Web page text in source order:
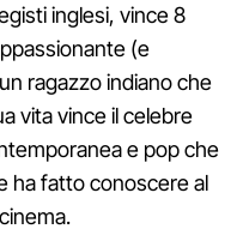
inglesi, vince 8
(e
ragazzo indiano che
vita vince il celebre
e pop che
ha fatto conoscere al